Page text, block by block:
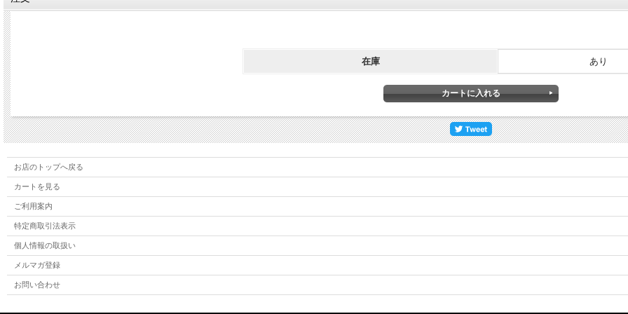
在庫 あり
お店のトップへ戻る
カートを見る
ご利用案内
特定商取引法表示
個人情報の取扱い
メルマガ登録
お問い合わせ